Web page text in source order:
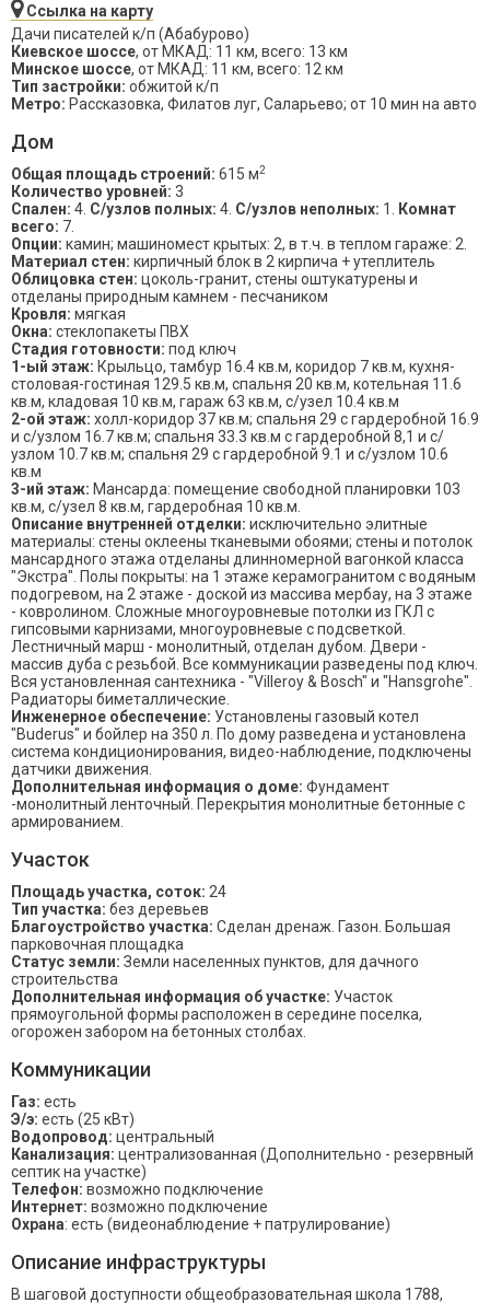
Ссылка на карту
Дачи писателей к/п (Абабурово)
Киевское шоссе, от МКАД: 11 км, всего: 13 км
Минское шоссе, от МКАД: 11 км, всего: 12 км
Тип застройки: обжитой к/п
Метро: Рассказовка, Филатов луг, Саларьево; от 10 мин на авто
Дом
Общая площадь строений: 615 м2
Количество уровней: 3
Спален: 4. С/узлов полных: 4. С/узлов неполных: 1.
Комнат
всего: 7.
Опции: камин; машиномест крытых: 2, в т.ч. в теплом гараже: 2.
Материал стен: кирпичный блок в 2 кирпича + утеплитель
Облицовка стен: цоколь-гранит, стены оштукатурены и
отделаны природным камнем - песчаником
Кровля: мягкая
Окна: стеклопакеты ПВХ
Стадия готовности: под ключ
1-ый этаж: Крыльцо, тамбур 16.4 кв.м, коридор 7 кв.м, кухня-
столовая-гостиная 129.5 кв.м, спальня 20 кв.м, котельная 11.6
кв.м, кладовая 10 кв.м, гараж 63 кв.м, с/узел 10.4 кв.м
2-ой этаж: холл-коридор 37 кв.м; спальня 29 с гардеробной 16.9
и с/узлом 16.7 кв.м; спальня 33.3 кв.м с гардеробной 8,1 и с/
узлом 10.7 кв.м; спальня 29 с гардеробной 9.1 и с/узлом 10.6
кв.м
3-ий этаж: Мансарда: помещение свободной планировки 103
кв.м, с/узел 8 кв.м, гардеробная 10 кв.м.
Описание внутренней отделки: исключительно элитные
материалы: стены оклеены тканевыми обоями; стены и потолок
мансардного этажа отделаны длинномерной вагонкой класса
"Экстра". Полы покрыты: на 1 этаже керамогранитом с водяным
подогревом, на 2 этаже - доской из массива мербау, на 3 этаже
- ковролином. Сложные многоуровневые потолки из ГКЛ с
гипсовыми карнизами, многоуровневые с подсветкой.
Лестничный марш - монолитный, отделан дубом. Двери -
массив дуба с резьбой. Все коммуникации разведены под ключ.
Вся установленная сантехника - "Villeroy & Bosch" и "Hansgrohe".
Радиаторы биметаллические.
Инженерное обеспечение: Установлены газовый котел
"Buderus" и бойлер на 350 л. По дому разведена и установлена
система кондиционирования, видео-наблюдение, подключены
датчики движения.
Дополнительная информация о доме: Фундамент
-монолитный ленточный. Перекрытия монолитные бетонные с
армированием.
Участок
Площадь участка, соток: 24
Тип участка: без деревьев
Благоустройство участка: Сделан дренаж. Газон. Большая
парковочная площадка
Статус земли: Земли населенных пунктов, для дачного
строительства
Дополнительная информация об участке: Участок
прямоугольной формы расположен в середине поселка,
огорожен забором на бетонных столбах.
Коммуникации
Газ: есть
Э/э: есть (25 кВт)
Водопровод: центральный
Канализация: централизованная (Дополнительно - резервный
септик на участке)
Телефон: возможно подключение
Интернет: возможно подключение
Охрана: есть (видеонаблюдение + патрулирование)
Описание инфраструктуры
В шаговой доступности общеобразовательная школа 1788,